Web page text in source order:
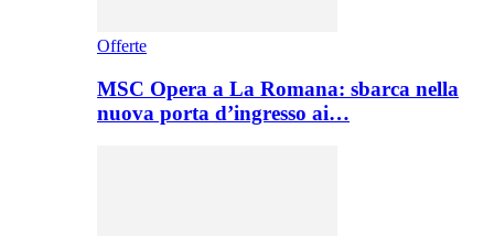
Offerte
MSC Opera a La Romana: sbarca nella
nuova porta d’ingresso ai…